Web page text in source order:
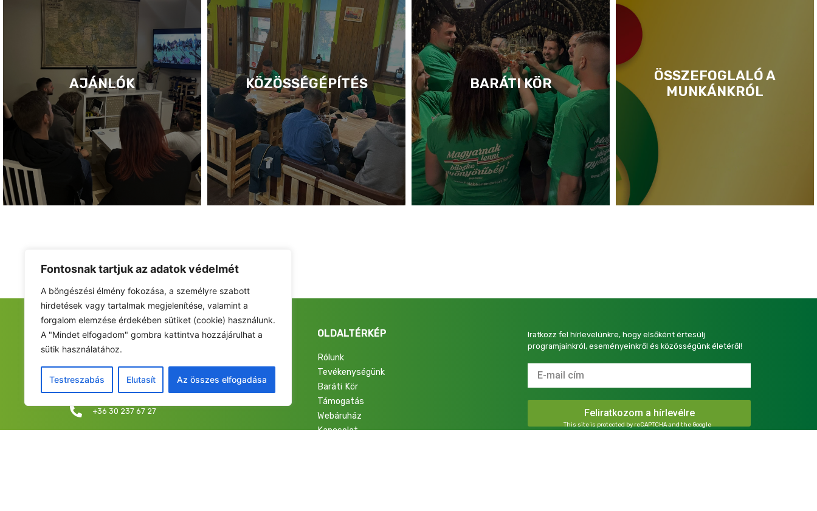
Fontosnak tartjuk az adatok védelmét
A böngészési élmény fokozása, a személyre szabott
hirdetések vagy tartalmak megjelenítése, valamint a
forgalom elemzése érdekében sütiket (cookie) használunk.
A "Mindet elfogadom" gombra kattintva hozzájárulhat a
sütik használatához.
Testreszabás Elutasít Az összes elfogadása
AJÁNLÓK KÖZÖSSÉGÉPÍTÉS BARÁTI KÖR
ÖSSZEFOGLALÓ A
MUNKÁNKRÓL
FIATALOK A NEMZETÉRT ALAPÍTVÁNY
Levelezési cím/iroda: 1053 Budapest, Curia utca 4.
info@fiatalokanemzetert.hu
+36 30 237 67 27
OLDALTÉRKÉP
Rólunk
Tevékenységünk
Baráti Kör
Támogatás
Webáruház
Kapcsolat
Iratkozz fel hírlevelünkre, hogy elsőként értesülj
programjainkról, eseményeinkről és közösségünk életéről!
This site is protected by reCAPTCHA and the Google